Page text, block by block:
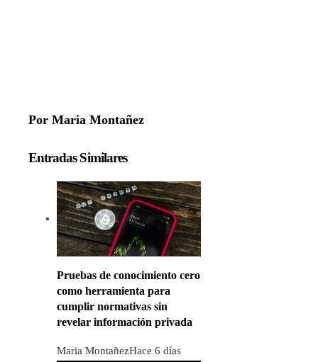
Por Maria Montañez
Entradas Similares
Pruebas de conocimiento cero
como herramienta para
cumplir normativas sin
revelar información privada
Maria MontañezHace 6 días